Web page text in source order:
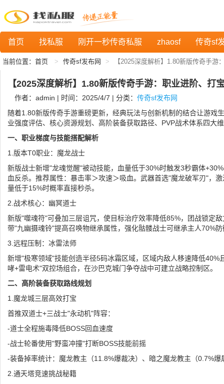
首页 找私服 刚开一秒传奇私服 zhaosf 传奇sf
当前位置： 首页 传奇sf发布网 【2025深度解析】1.80新版传奇手
【2025深度解析】1.80新版传奇手游：职业进阶、打
作者：admin | 时间：2025/4/7 | 分类： 传奇sf发布网
随着1.80新版传奇手游重磅更新，经典玩法与创新机制的结合让游戏
业强度评估、核心资源规划、高阶装备获取路径、PVP战术体系四大
一、职业梯度与技能搭配解析
1.版本T0职业：魔龙战士
新版战士新增"龙魂觉醒"被动技能，血量低于30%时触发3秒霸体
血反杀。推荐属性：暴击率＞攻速＞吸血。武器首选"魔龙破军刃"，
量低于15%时概率直接秒杀。
2.战术核心：幽冥道士
新版"噬魂符"可叠加三层诅咒，使目标治疗效率降低85%，团战锁定
带"九幽摄魂铃"提高召唤物继承属性，强化骷髅战士可继承主人70%
3.远程压制：冰雷法师
新增"极寒领域"技能创造半径5码冰霜区域，区域内敌人移速降低40%
哮+雷电术"双控场组合，在沙巴克城门争夺战中可建立战略控制区。
二、高阶装备获取路线规划
1.魔龙城三层高效打宝
首推双道士+三战士"永动机"阵容：
-道士全程施毒降低BOSS回血速度
-战士轮番使用"野蛮冲撞"打断BOSS技能前摇
-装备掉率统计：魔龙教主（11.8%爆裁决）、暗之魔龙教主（0.7%爆
2.通天塔竞速挑战秘籍